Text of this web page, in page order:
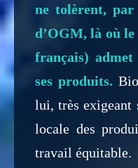
ne tolèrent, par
d’OGM, là où
français)
ses produits.
lui, très exigeant
locale des
travail équitable.